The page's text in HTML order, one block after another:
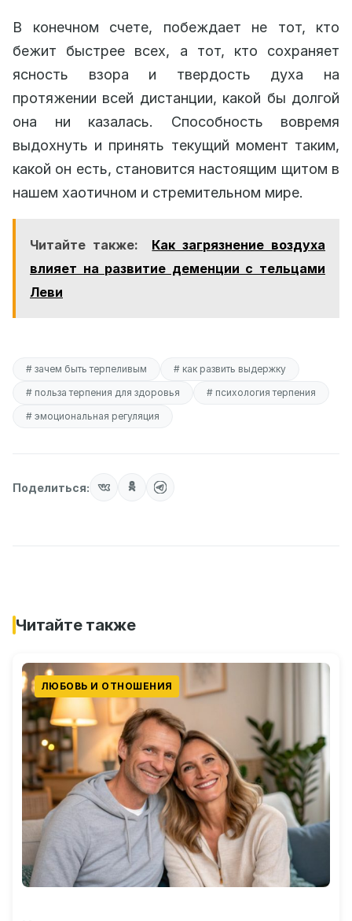
В конечном счете, побеждает не тот, кто
бежит быстрее всех, а тот, кто сохраняет
ясность взора и твердость духа на
протяжении всей дистанции, какой бы долгой
она ни казалась. Способность вовремя
выдохнуть и принять текущий момент таким,
какой он есть, становится настоящим щитом в
нашем хаотичном и стремительном мире.
Читайте также:
Как загрязнение воздуха
влияет на развитие деменции с тельцами
Леви
# зачем быть терпеливым
# как развить выдержку
# польза терпения для здоровья
# психология терпения
# эмоциональная регуляция
Поделиться:
Читайте также
ЛЮБОВЬ И ОТНОШЕНИЯ